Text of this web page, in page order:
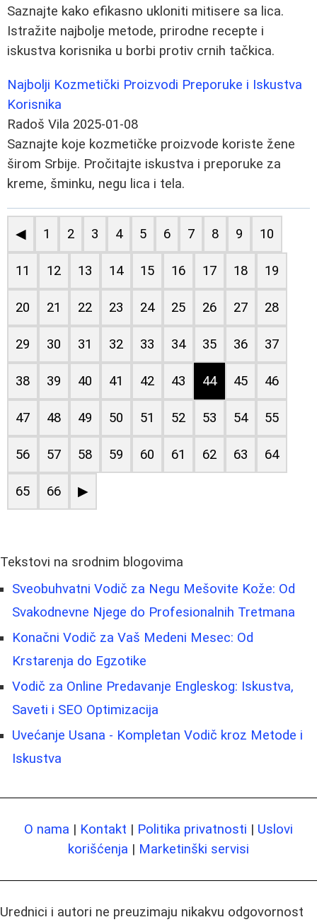
Saznajte kako efikasno ukloniti mitisere sa lica.
Istražite najbolje metode, prirodne recepte i
iskustva korisnika u borbi protiv crnih tačkica.
Najbolji Kozmetički Proizvodi Preporuke i Iskustva
Korisnika
Radoš Vila 2025-01-08
Saznajte koje kozmetičke proizvode koriste žene
širom Srbije. Pročitajte iskustva i preporuke za
kreme, šminku, negu lica i tela.
◀ 1 2 3 4 5 6 7 8 9 10
11 12 13 14 15 16 17 18 19
20 21 22 23 24 25 26 27 28
29 30 31 32 33 34 35 36 37
38 39 40 41 42 43 44 45 46
47 48 49 50 51 52 53 54 55
56 57 58 59 60 61 62 63 64
65 66 ▶
Tekstovi na srodnim blogovima
Sveobuhvatni Vodič za Negu Mešovite Kože: Od
Svakodnevne Njege do Profesionalnih Tretmana
Konačni Vodič za Vaš Medeni Mesec: Od
Krstarenja do Egzotike
Vodič za Online Predavanje Engleskog: Iskustva,
Saveti i SEO Optimizacija
Uvećanje Usana - Kompletan Vodič kroz Metode i
Iskustva
O nama | Kontakt | Politika privatnosti | Uslovi
korišćenja | Marketinški servisi
Urednici i autori ne preuzimaju nikakvu odgovornost